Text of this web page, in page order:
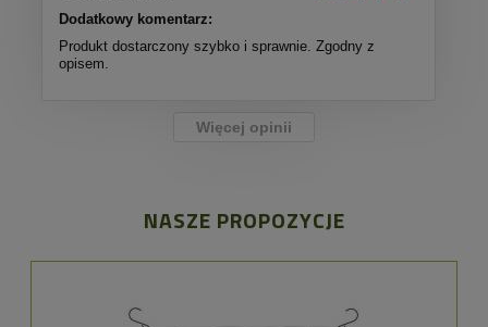
Dodatkowy komentarz:
Produkt dostarczony szybko i sprawnie. Zgodny z
opisem.
Więcej opinii
NASZE PROPOZYCJE